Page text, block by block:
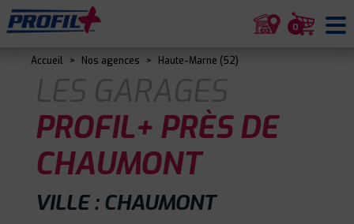
0
Accueil > Nos agences > Haute-Marne (52)
LES GARAGES
PROFIL+ PRÈS DE
CHAUMONT
VILLE : CHAUMONT